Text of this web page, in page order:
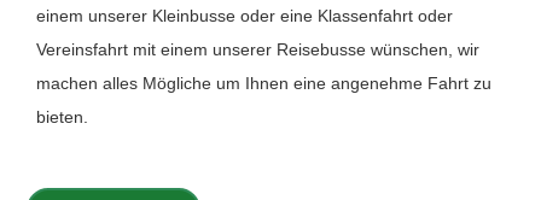
einem unserer Kleinbusse oder eine Klassenfahrt oder
Vereinsfahrt mit einem unserer Reisebusse wünschen, wir
machen alles Mögliche um Ihnen eine angenehme Fahrt zu
bieten.